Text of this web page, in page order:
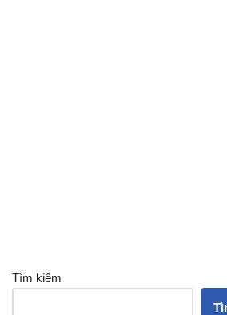
Tìm kiếm